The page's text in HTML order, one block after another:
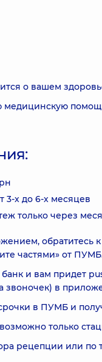
о вашем
3-х до 6-х месяцев
только через
обратитесь
частями» от
банк и вам придет
звоночек) в
в ПУМБ и
только
рецепции или по